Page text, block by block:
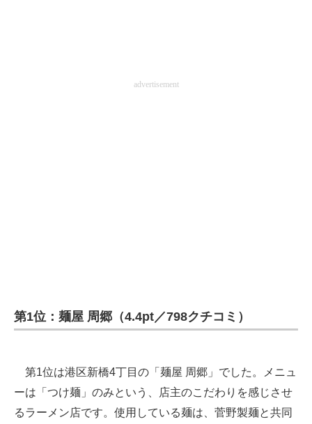
advertisement
第1位：麺屋 周郷（4.4pt／798クチコミ）
第1位は港区新橋4丁目の「麺屋 周郷」でした。メニュ
ーは「つけ麺」のみという、店主のこだわりを感じさせ
るラーメン店です。使用している麺は、菅野製麺と共同